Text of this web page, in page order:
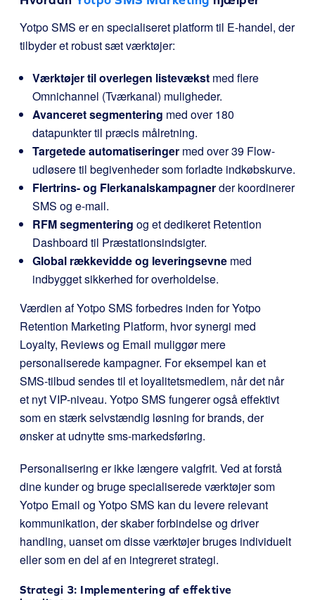
Yotpo SMS er en specialiseret platform til E-handel, der
tilbyder et robust sæt værktøjer:
Værktøjer til overlegen listevækst med flere
Omnichannel (Tværkanal) muligheder.
Avanceret segmentering med over 180
datapunkter til præcis målretning.
Targetede automatiseringer med over 39 Flow-
udløsere til begivenheder som forladte indkøbskurve.
Flertrins- og Flerkanalskampagnerder koordinerer
SMS og e-mail.
RFM segmentering og et dedikeret Retention
Dashboard til Præstationsindsigter.
Global rækkevidde og leveringsevne med
indbygget sikkerhed for overholdelse.
Værdien af Yotpo SMS forbedres inden for Yotpo
Retention Marketing Platform, hvor synergi med
Loyalty, Reviews og Email muliggør mere
personaliserede kampagner. For eksempel kan et
SMS-tilbud sendes til et loyalitetsmedlem, når det når
et nyt VIP-niveau. Yotpo SMS fungerer også effektivt
som en stærk selvstændig løsning for brands, der
ønsker at udnytte sms-markedsføring.
Personalisering er ikke længere valgfrit. Ved at forstå
dine kunder og bruge specialiserede værktøjer som
Yotpo Email og Yotpo SMS kan du levere relevant
kommunikation, der skaber forbindelse og driver
handling, uanset om disse værktøjer bruges individuelt
eller som en del af en integreret strategi.
Strategi 3: Implementering af effektive